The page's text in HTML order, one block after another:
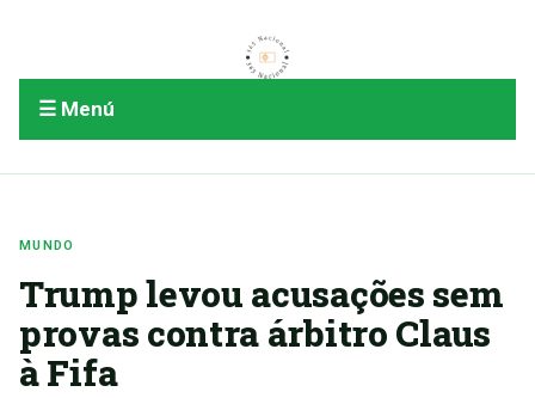
☰ Menú
MUNDO
Trump levou acusações sem
provas contra árbitro Claus
à Fifa